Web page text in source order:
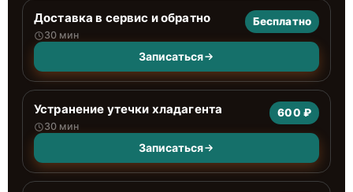
Доставка в сервис и обратно
30 мин
Бесплатно
Записаться
Устранение утечки хладагента
30 мин
600 ₽
Записаться